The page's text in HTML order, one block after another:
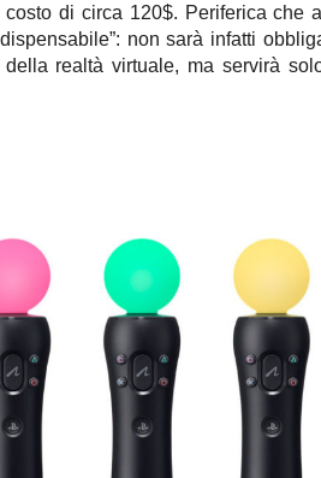
costo di circa 120$. Periferica che
non sarà infatti
realtà virtuale, ma servirà